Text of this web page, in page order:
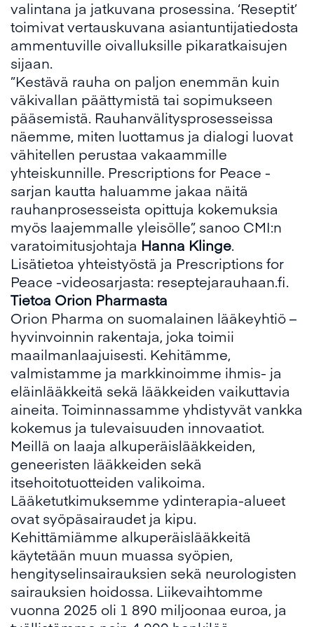
valintana ja jatkuvana prosessina. ‘Reseptit’
toimivat vertauskuvana asiantuntijatiedosta
ammentuville oivalluksille pikaratkaisujen
sijaan.
”Kestävä rauha on paljon enemmän kuin
väkivallan päättymistä tai sopimukseen
pääsemistä. Rauhanvälitysprosesseissa
näemme, miten luottamus ja dialogi luovat
vähitellen perustaa vakaammille
yhteiskunnille. Prescriptions for Peace -
sarjan kautta haluamme jakaa näitä
rauhanprosesseista opittuja kokemuksia
myös laajemmalle yleisölle”, sanoo CMI:n
varatoimitusjohtaja Hanna Klinge.
Lisätietoa yhteistyöstä ja Prescriptions for
Peace -videosarjasta: reseptejarauhaan.fi.
Tietoa Orion Pharmasta
Orion Pharma on suomalainen lääkeyhtiö –
hyvinvoinnin rakentaja, joka toimii
maailmanlaajuisesti. Kehitämme,
valmistamme ja markkinoimme ihmis- ja
eläinlääkkeitä sekä lääkkeiden vaikuttavia
aineita. Toiminnassamme yhdistyvät vankka
kokemus ja tulevaisuuden innovaatiot.
Meillä on laaja alkuperäislääkkeiden,
geneeristen lääkkeiden sekä
itsehoitotuotteiden valikoima.
Lääketutkimuksemme ydinterapia-alueet
ovat syöpäsairaudet ja kipu.
Kehittämiämme alkuperäislääkkeitä
käytetään muun muassa syöpien,
hengityselinsairauksien sekä neurologisten
sairauksien hoidossa. Liikevaihtomme
vuonna 2025 oli 1 890 miljoonaa euroa, ja